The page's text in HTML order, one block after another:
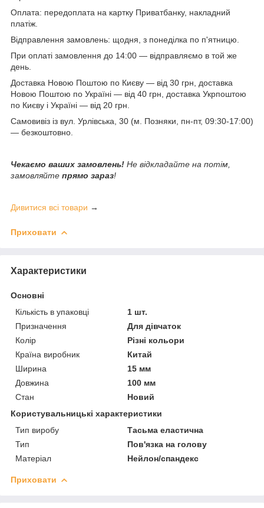
Оплата: передоплата на картку Приватбанку, накладний
платіж.
Відправлення замовлень: щодня, з понеділка по п'ятницю.
При оплаті замовлення до 14:00 — відправляємо в той же
день.
Доставка Новою Поштою по Києву — від 30 грн, доставка
Новою Поштою по Україні — від 40 грн, доставка Укрпоштою
по Києву і Україні — від 20 грн.
Самовивіз із вул. Урлівська, 30 (м. Позняки, пн-пт, 09:30-17:00)
— безкоштовно.
Чекаємо ваших замовлень! Не відкладайте на потім,
замовляйте прямо зараз!
Дивитися всі товари →
Приховати
Характеристики
Основні
Кількість в упаковці
1 шт.
Призначення
Для дівчаток
Колір
Різні кольори
Країна виробник
Китай
Ширина
15 мм
Довжина
100 мм
Стан
Новий
Користувальницькі характеристики
Тип виробу
Тасьма еластична
Тип
Пов'язка на голову
Матеріал
Нейлон/спандекс
Приховати